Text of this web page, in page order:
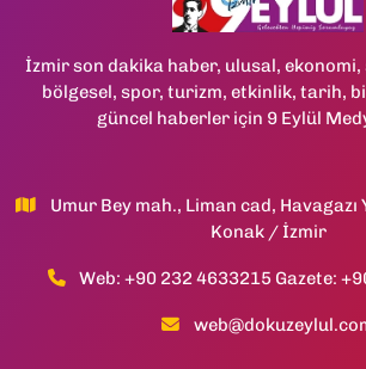
İzmir son dakika haber, ulusal,
bölgesel, spor, turizm, etkinlik, tarih,
güncel haberler için 9 Eylül
Umur Bey mah., Liman cad,
Konak / İzmir
Web: +90 232 4633215 Gazete: